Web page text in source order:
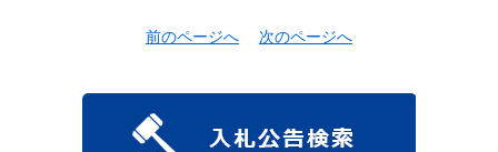
前のページへ 次のページへ